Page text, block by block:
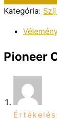
Kategória:
Pioneer
Értékelés: